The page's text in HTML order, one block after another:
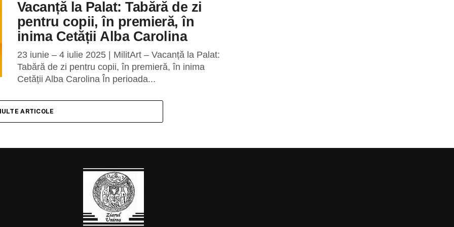
Vacanță la Palat: Tabără de zi
pentru copii, în premieră, în
inima Cetății Alba Carolina
23 iunie – 4 iulie 2025 | MilitArt – Vacanță la Palat:
Tabără de zi pentru copii, în premieră, în inima
Cetății Alba Carolina În perioada...
ARTICOLE